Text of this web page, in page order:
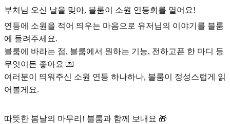
부처님 오신 날을 맞아, 블룸이 소원 연등회를 열어요!
연등에 소원을 적어 띄우는 마음으로 유저님의 이야기를 블룸
에 들려주세요.
블룸에 바라는 점, 블룸에서 원하는 기능, 전하고픈 한 마디 등
무엇이든 좋아요 💌
여러분이 띄워주신 소원 연등 하나하나, 블룸이 정성스럽게 읽
어볼게요.
따뜻한 봄날의 마무리! 블룸과 함께 보내요 🎁